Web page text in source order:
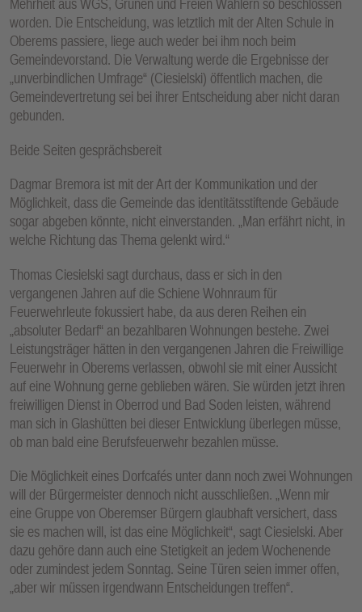
Mehrheit aus WGS, Grünen und Freien Wählern so beschlossen
worden. Die Entscheidung, was letztlich mit der Alten Schule in
Oberems passiere, liege auch weder bei ihm noch beim
Gemeindevorstand. Die Verwaltung werde die Ergebnisse der
„unverbindlichen Umfrage“ (Ciesielski) öffentlich machen, die
Gemeindevertretung sei bei ihrer Entscheidung aber nicht daran
gebunden.
Beide Seiten gesprächsbereit
Dagmar Bremora ist mit der Art der Kommunikation und der
Möglichkeit, dass die Gemeinde das identitätsstiftende Gebäude
sogar abgeben könnte, nicht einverstanden. „Man erfährt nicht, in
welche Richtung das Thema gelenkt wird.“
Thomas Ciesielski sagt durchaus, dass er sich in den
vergangenen Jahren auf die Schiene Wohnraum für
Feuerwehrleute fokussiert habe, da aus deren Reihen ein
„absoluter Bedarf“ an bezahlbaren Wohnungen bestehe. Zwei
Leistungsträger hätten in den vergangenen Jahren die Freiwillige
Feuerwehr in Oberems verlassen, obwohl sie mit einer Aussicht
auf eine Wohnung gerne geblieben wären. Sie würden jetzt ihren
freiwilligen Dienst in Oberrod und Bad Soden leisten, während
man sich in Glashütten bei dieser Entwicklung überlegen müsse,
ob man bald eine Berufsfeuerwehr bezahlen müsse.
Die Möglichkeit eines Dorfcafés unter dann noch zwei Wohnungen
will der Bürgermeister dennoch nicht ausschließen. „Wenn mir
eine Gruppe von Oberemser Bürgern glaubhaft versichert, dass
sie es machen will, ist das eine Möglichkeit“, sagt Ciesielski. Aber
dazu gehöre dann auch eine Stetigkeit an jedem Wochenende
oder zumindest jedem Sonntag. Seine Türen seien immer offen,
„aber wir müssen irgendwann Entscheidungen treffen“.